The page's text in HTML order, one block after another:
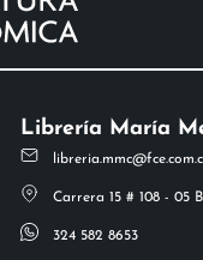
Librería María
Carrera 15 # 108 - 05
324 582 8653